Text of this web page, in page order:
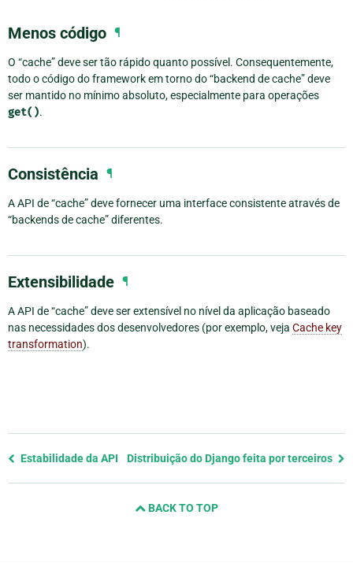
Menos código ¶
O “cache” deve ser tão rápido quanto possível. Consequentemente,
todo o código do framework em torno do “backend de cache” deve
ser mantido no mínimo absoluto, especialmente para operações
get().
Consistência ¶
A API de “cache” deve fornecer uma interface consistente através de
“backends de cache” diferentes.
Extensibilidade ¶
A API de “cache” deve ser extensível no nível da aplicação baseado
nas necessidades dos desenvolvedores (por exemplo, veja Cache key
transformation).
Previous
Estabilidade da API Distribuição do Django feita por terceiros
BACK TO TOP